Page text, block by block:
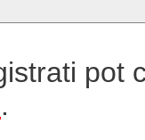
pot
.